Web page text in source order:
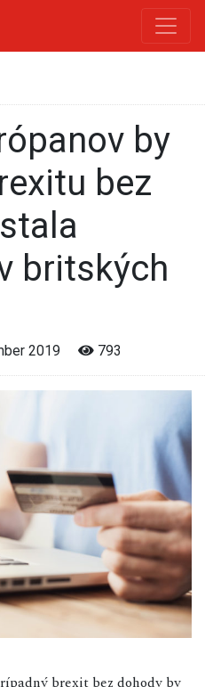
bez
britských
2019 793
brexit bez dohody by